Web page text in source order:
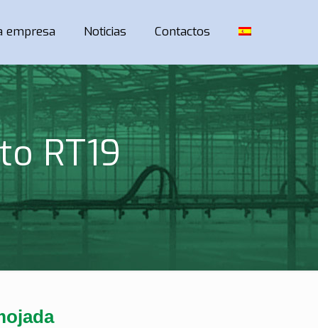
empresa Noticias Contactos
RT19